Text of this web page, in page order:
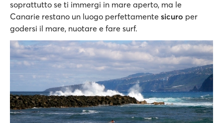
soprattutto se ti immergi in mare aperto, ma le
Canarie restano un luogo perfettamente sicuro per
godersi il mare, nuotare e fare surf.